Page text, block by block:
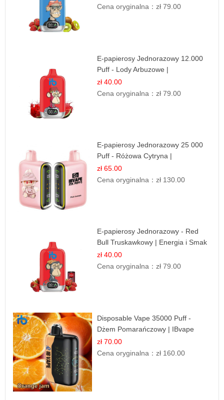
Cena oryginalna：zł 79.00
E-papierosy Jednorazowy 12.000
Puff - Lody Arbuzowe |
Orzeźwiający Smak
zł 40.00
Cena oryginalna：zł 79.00
E-papierosy Jednorazowy 25 000
Puff - Różowa Cytryna |
Orzeźwiający Owoc
zł 65.00
Cena oryginalna：zł 130.00
E-papierosy Jednorazowy - Red
Bull Truskawkowy | Energia i Smak
zł 40.00
Cena oryginalna：zł 79.00
Disposable Vape 35000 Puff -
Dżem Pomarańczowy | IBvape
zł 70.00
Cena oryginalna：zł 160.00